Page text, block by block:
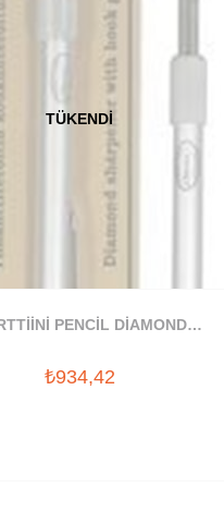
TÜKENDI
PENCİL DİAMOND
₺934,42